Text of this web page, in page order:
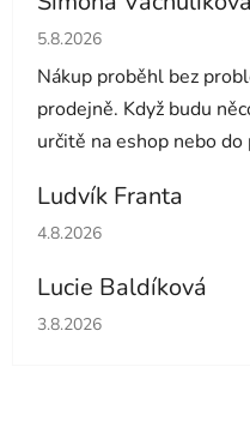
Hodnocení obchodu je 5
5.8.2026
Nákup proběhl bez
prodejně. Když budu
určitě na eshop nebo
Ludvík Franta
Hodnocení obchodu je 5
4.8.2026
Lucie Baldíková
Hodnocení obchodu je 5
3.8.2026